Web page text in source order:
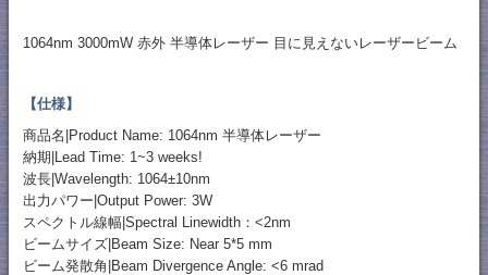
1064nm 3000mW 赤外 半導体レーザー 目に見えないレーザービーム
【仕様】
商品名|Product Name: 1064nm 半導体レーザー
納期|Lead Time: 1~3 weeks!
波長|Wavelength: 1064±10nm
出力パワー|Output Power: 3W
スペクトル線幅|Spectral Linewidth：<2nm
ビームサイズ|Beam Size: Near 5*5 mm
ビーム発散角|Beam Divergence Angle: <6 mrad